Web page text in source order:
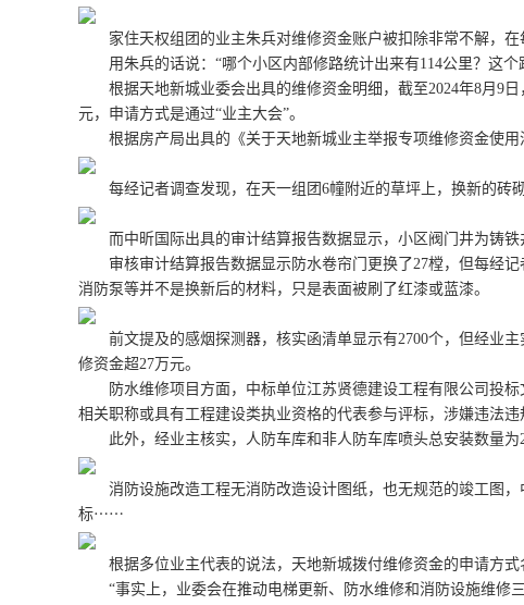
家住天权组团的业主朱兵对维修资金账户被扣除非常不解，在
用朱兵的话说：“哪个小区内部修路统计出来有114公里？这个
根据天地新城业委会出具的维修资金明细，截至2024年8月9日
元，申请方式是通过“业主大会”。
根据房产局出具的《关于天地新城业主举报专项维修资金使用
每经记者调查发现，在天一组团6幢附近的草坪上，换新的砖砌
而中昕国际出具的审计结算报告数据显示，小区阀门井为铸铁
审核审计结算报告数据显示防水卷帘门更换了27樘，但每经记
消防泵等并不是换新后的材料，只是表面被刷了红漆或蓝漆。
前文提及的感烟探测器，核实函清单显示有2700个，但经业主
修资金超27万元。
防水维修项目方面，中标单位江苏贤德建设工程有限公司投标
相关职称或具有工程建设类执业资格的代表参与评标，涉嫌违法违
此外，经业主核实，人防车库和非人防车库喷头总安装数量为
消防设施改造工程无消防改造设计图纸，也无规范的竣工图，
标⋯⋯
根据多位业主代表的说法，天地新城拨付维修资金的申请方式
“事实上，业委会在推动电梯更新、防水维修和消防设施维修